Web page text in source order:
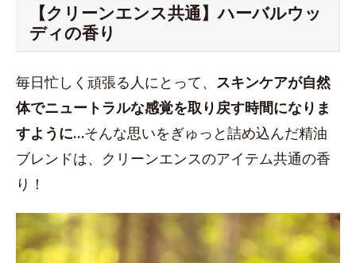
【クリーンエンス共通】ハーバルウッ
ディの香り
毎日忙しく頑張る人にとって、 スキンケアが自然
体でニュートラルな感覚を取り戻す時間になりま
すように…そんな思いをぎゅっと詰め込んだ精油
ブレンドは、クリーンエンスのアイテム共通の香
り！